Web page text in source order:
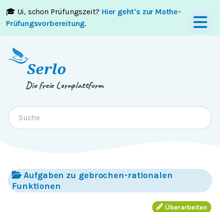
🎓 Ui, schon Prüfungszeit? Hier geht's zur Mathe-
Prüfungsvorbereitung.
Springe zumInhaltoderFooter
Die freie Lernplattform
Aufgaben zu gebrochen-rationalen
Funktionen
Überarbeiten